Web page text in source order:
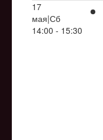
17
мая|Сб
14:00 - 15:30